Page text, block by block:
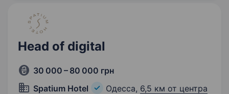
Head of digital
30 000 – 80 000 грн
Spatium Hotel
Одесса, 6,5 км от центра